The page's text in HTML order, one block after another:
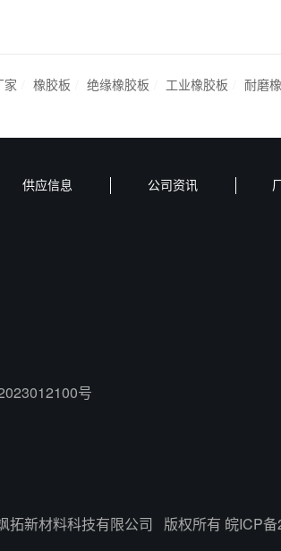
家 橡胶板 绝缘橡胶板 工业橡胶板 耐磨
供应信息 公司资讯
号
拓新材料科技有限公司 版权所有 皖ICP